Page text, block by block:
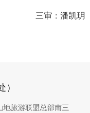
三审：潘凯玥
地旅游联盟总部南三